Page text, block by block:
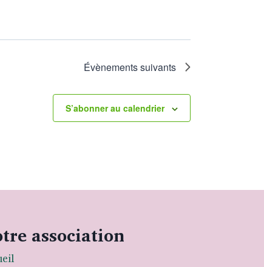
Évènementssuivants
S’abonner au calendrier
association